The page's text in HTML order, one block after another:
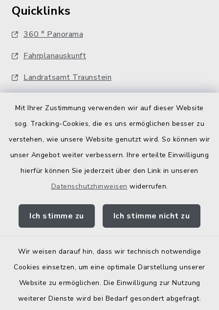
Mit Ihrer Zustimmung verwenden wir auf dieser Website
sog. Tracking-Cookies, die es uns ermöglichen besser zu
verstehen, wie unsere Website genutzt wird. So können wir
unser Angebot weiter verbessern. Ihre erteilte Einwilligung
hierfür können Sie jederzeit über den Link in unseren
Datenschutzhinweisen widerrufen.
Ich stimme zu Ich stimme nicht zu
Wir weisen darauf hin, dass wir technisch notwendige
Cookies einsetzen, um eine optimale Darstellung unserer
Website zu ermöglichen. Die Einwilligung zur Nutzung
weiterer Dienste wird bei Bedarf gesondert abgefragt.
Quicklinks
360 ° Panorama
Fahrplanauskunft
Landratsamt Traunstein
Bodenrichtwerte
Kontakt
Barrierefreiheit
Elektronische Zugangseröffnung
Impressum